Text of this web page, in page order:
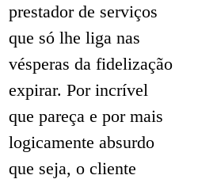
prestador de serviços
que só lhe liga nas
vésperas da fidelização
expirar. Por incrível
que pareça e por mais
logicamente absurdo
que seja, o cliente